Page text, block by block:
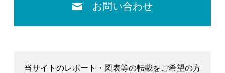
お問い合わせ
当サイトのレポート・図表等の転載をご希望の方